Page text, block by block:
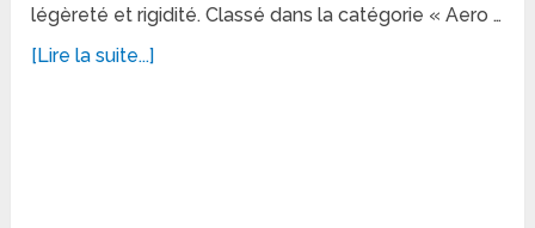
légèreté et rigidité. Classé dans la catégorie « Aero …
[Lire la suite...]